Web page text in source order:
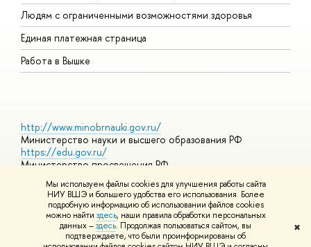
Мы используем файлы cookies для улучшения работы сайта
НИУ ВШЭ и большего удобства его использования. Более
подробную информацию об использовании файлов cookies
можно найти здесь, наши правила обработки персональных
данных –здесь. Продолжая пользоваться сайтом, вы
подтверждаете, что были проинформированы об
✖
Людям с ограниченными возможностями здоровья
Единая платежная страница
Работа в Вышке
http://www.minobrnauki.gov.ru/
Министерство науки и высшего образования РФ
https://edu.gov.ru/
Министерство просвещения РФ
https://elearning.hse.ru/mooc
Массовые открытые онлайн-курсы
© НИУ ВШЭ 1993–2026 Адреса и контактыУсловия
использования материалов Политика конфиденциальности